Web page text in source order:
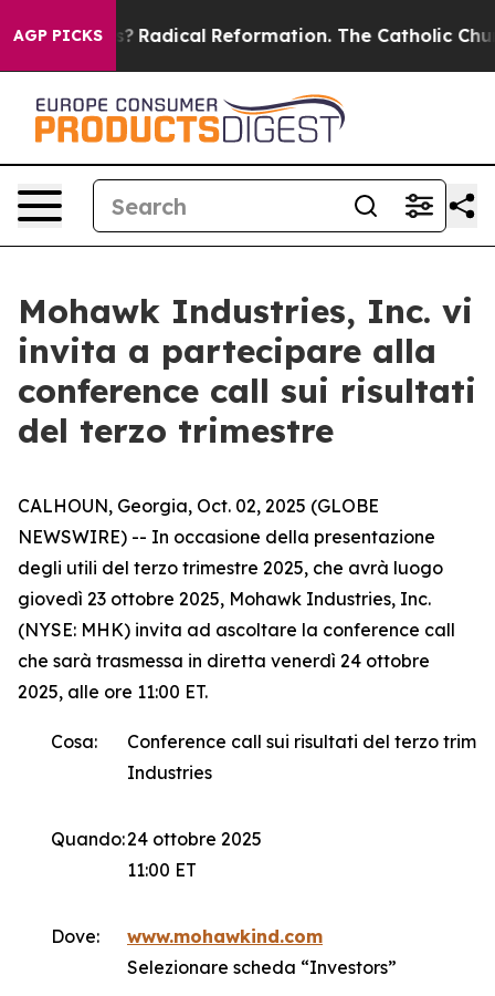
AGP PICKS
Farms? Radical Reformation. The Catholic
Mohawk Industries, Inc. vi
invita a partecipare alla
conference call sui risultati
del terzo trimestre
CALHOUN, Georgia, Oct. 02, 2025 (GLOBE
NEWSWIRE) -- In occasione della presentazione
degli utili del terzo trimestre 2025, che avrà luogo
giovedì 23 ottobre 2025, Mohawk Industries, Inc.
(NYSE: MHK) invita ad ascoltare la conference call
che sarà trasmessa in diretta venerdì 24 ottobre
2025, alle ore 11:00 ET.
Cosa:
Conference call sui risultati del terzo
Industries
Quando:24 ottobre 2025
11:00 ET
Dove:
www.mohawkind.com
Selezionare scheda “Investors”